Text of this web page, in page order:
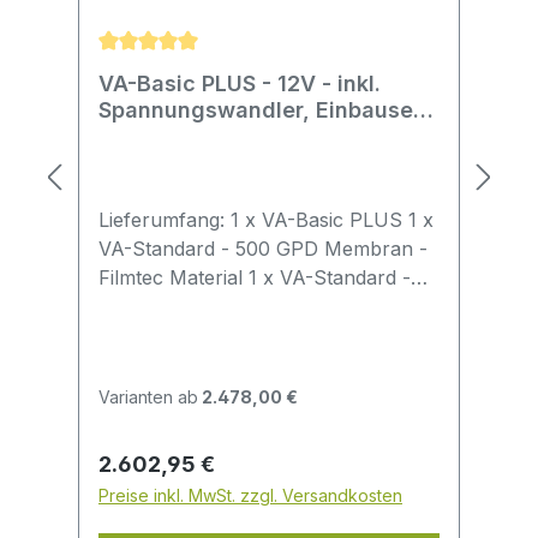
Durchschnittliche Bewertung von 5 von 5
VA-Basic PLUS - 12V - inkl.
Spannungswandler, Einbauset
Lieferumfang: 1 x VA-Basic PLUS 1 x
VA-Standard - 500 GPD Membran -
Filmtec Material 1 x VA-Standard -
Kartusche (Nachfilter) 1 x
Rohr AD1 x Druckschalter - 1-10 bar
- 1/4" Außengewinde - Wechsler -
Varianten ab 2.478,00 €
Regulärer Preis:
2.602,95 €
Preise inkl. MwSt. zzgl. Versandkosten